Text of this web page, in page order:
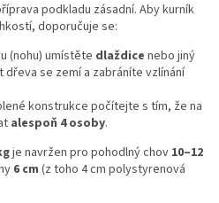
podkladu zásadní. Aby kurník
doporučuje se:
(nohu) umístěte dlaždice nebo jiný
se zemí a zabráníte vzlínání
konstrukce počítejte s tím, že na
alespoň 4 osoby.
je navržen pro pohodlný chov 10–12
6 cm (z toho 4 cm polystyrenová